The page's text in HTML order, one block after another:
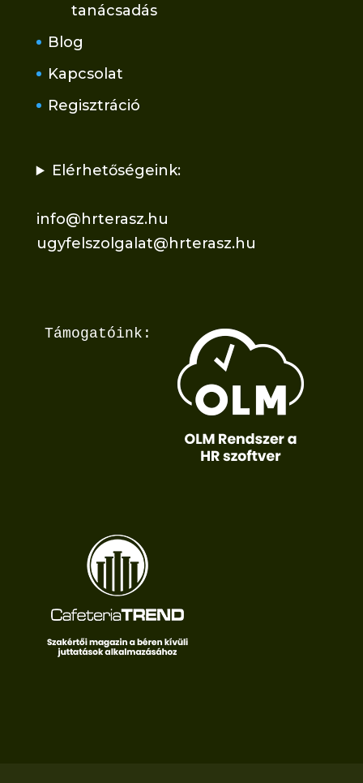
tanácsadás
Blog
Kapcsolat
Regisztráció
Elérhetőségeink:
info@hrterasz.hu
ugyfelszolgalat@hrterasz.hu
Támogatóink: